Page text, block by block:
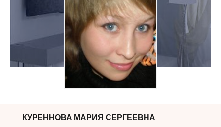
КУРЕННОВА МАРИЯ СЕРГЕЕВНА